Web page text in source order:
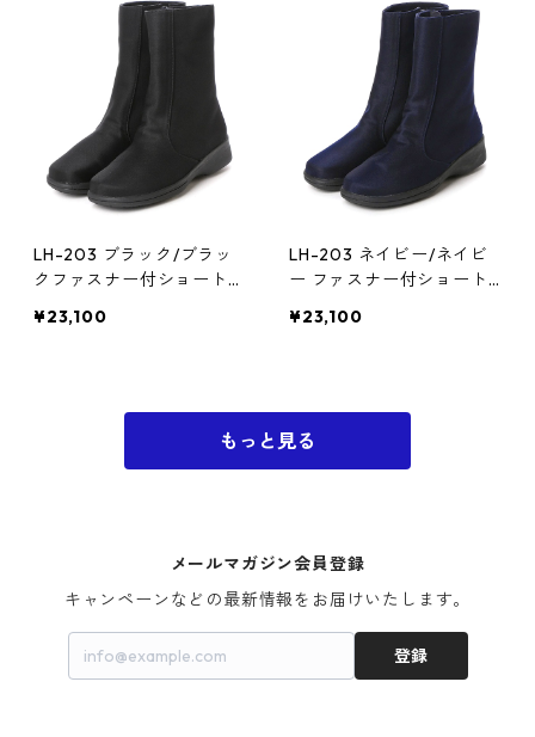
LH-203 ブラック/ブラッ
クファスナー付ショートブ
水)
¥23,100
LH-203 ネイビー/ネイビ
ー ファスナー付ショート
防水)
¥23,100
もっと見る
メールマガジン会員登録
キャンペーンなどの最新情報をお届けいたします。
登録